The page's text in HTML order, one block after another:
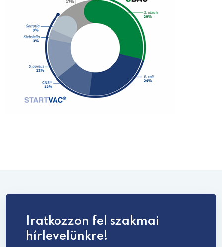
Iratkozzon fel szakmai
hírlevelünkre!